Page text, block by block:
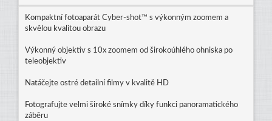
Kompaktní fotoaparát Cyber-shot™ s výkonným zoomem a
skvělou kvalitou obrazu
Výkonný objektiv s 10x zoomem od širokoúhlého ohniska po
teleobjektiv
Natáčejte ostré detailní filmy v kvalitě HD
Fotografujte velmi široké snímky díky funkci panoramatického
záběru